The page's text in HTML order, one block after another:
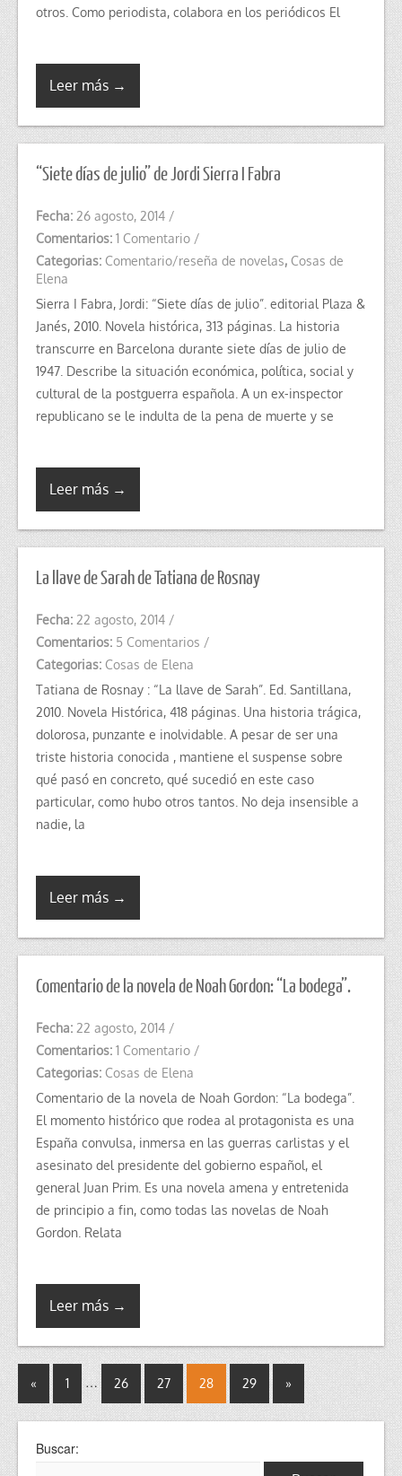
otros. Como periodista, colabora en los periódicos El
Leer más →
“Siete días de julio” de Jordi Sierra I Fabra
Fecha: 26 agosto, 2014 /
Comentarios: 1 Comentario /
Categorias: Comentario/reseña de novelas, Cosas de
Elena
Sierra I Fabra, Jordi: “Siete días de julio”. editorial Plaza &
Janés, 2010. Novela histórica, 313 páginas. La historia
transcurre en Barcelona durante siete días de julio de
1947. Describe la situación económica, política, social y
cultural de la postguerra española. A un ex-inspector
republicano se le indulta de la pena de muerte y se
Leer más →
La llave de Sarah de Tatiana de Rosnay
Fecha: 22 agosto, 2014 /
Comentarios: 5 Comentarios /
Categorias: Cosas de Elena
Tatiana de Rosnay : “La llave de Sarah”. Ed. Santillana,
2010. Novela Histórica, 418 páginas. Una historia trágica,
dolorosa, punzante e inolvidable. A pesar de ser una
triste historia conocida , mantiene el suspense sobre
qué pasó en concreto, qué sucedió en este caso
particular, como hubo otros tantos. No deja insensible a
nadie, la
Leer más →
Comentario de la novela de Noah Gordon: “La bodega”.
Fecha: 22 agosto, 2014 /
Comentarios: 1 Comentario /
Categorias: Cosas de Elena
Comentario de la novela de Noah Gordon: “La bodega”.
El momento histórico que rodea al protagonista es una
España convulsa, inmersa en las guerras carlistas y el
asesinato del presidente del gobierno español, el
general Juan Prim. Es una novela amena y entretenida
de principio a fin, como todas las novelas de Noah
Gordon. Relata
Leer más →
« 1 … 26 27 28 29 »
Buscar: